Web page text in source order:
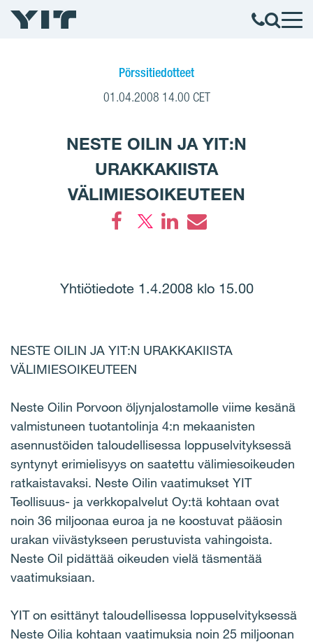
Pörssitiedotteet
01.04.2008 14.00 CET
NESTE OILIN JA YIT:N
URAKKAKIISTA
VÄLIMIESOIKEUTEEN
Yhtiötiedote 1.4.2008 klo 15.00
NESTE OILIN JA YIT:N URAKKAKIISTA
VÄLIMIESOIKEUTEEN
Neste Oilin Porvoon öljynjalostamolle viime kesänä
valmistuneen tuotantolinja 4:n mekaanisten
asennustöiden taloudellisessa loppuselvityksessä
syntynyt erimielisyys on saatettu välimiesoikeuden
ratkaistavaksi. Neste Oilin vaatimukset YIT
Teollisuus- ja verkkopalvelut Oy:tä kohtaan ovat
noin 36 miljoonaa euroa ja ne koostuvat pääosin
urakan viivästykseen perustuvista vahingoista.
Neste Oil pidättää oikeuden vielä täsmentää
vaatimuksiaan.
YIT on esittänyt taloudellisessa loppuselvityksessä
Neste Oilia kohtaan vaatimuksia noin 25 miljoonan